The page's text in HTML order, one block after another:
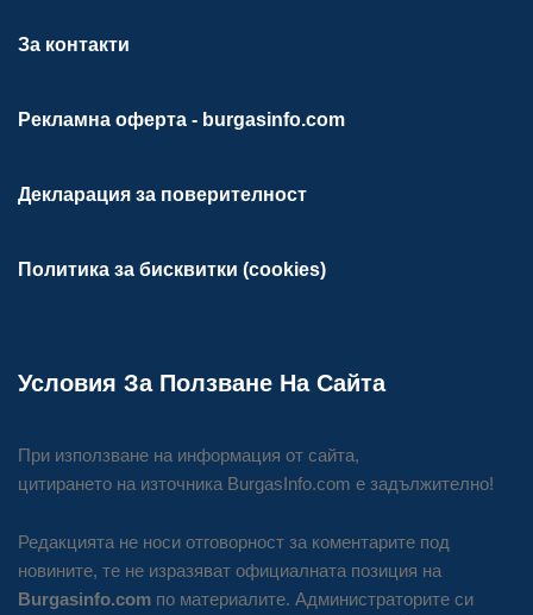
За контакти
Рекламна оферта - burgasinfo.com
Декларация за поверителност
Политика за бисквитки (cookies)
Условия За Ползване На Сайта
При използване на информация от сайта,
цитирането на източника BurgasInfo.com е задължително!
Редакцията не носи отговорност за коментарите под
новините, те не изразяват официалната позиция на
Burgasinfo.com по материалите. Администраторите си